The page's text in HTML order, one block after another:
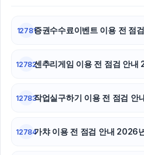
12781증권수수료이벤트 이용 전 점
12782센추리게임 이용 전 점검 안
12783작업실구하기 이용 전 점검
12784가챠 이용 전 점검 안내 2026